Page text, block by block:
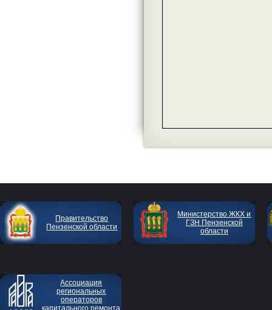
Правительство
Пензенской области
Министерство ЖКХ и
ГЗН Пензенской
области
Ассоциация
региональных
операторов
капитального ремонта